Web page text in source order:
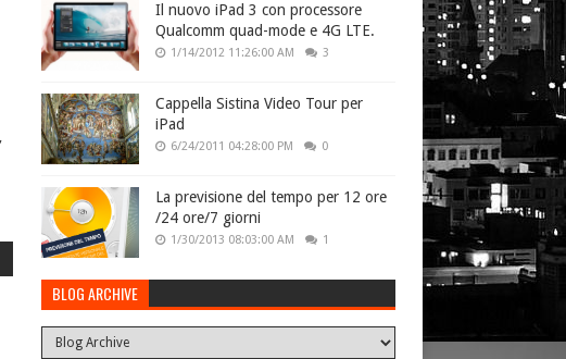
Il nuovo iPad 3 con processore
Qualcomm quad-mode e 4G LTE.
1/14/2012 11:26:00 AM 3
Cappella Sistina Video Tour per
iPad
6/24/2011 04:28:00 PM 0
La previsione del tempo per 12 ore
/24 ore/7 giorni
1/30/2013 08:03:00 AM 1
BLOG ARCHIVE